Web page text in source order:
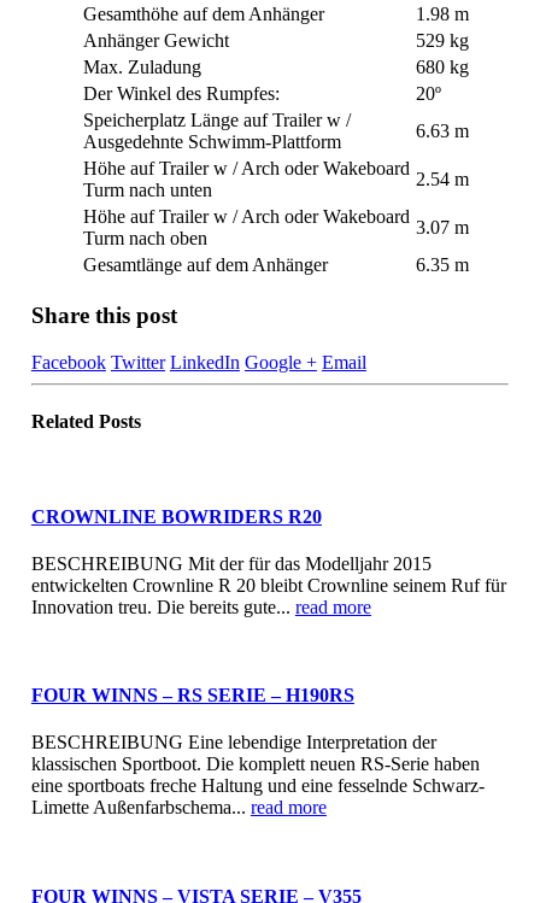
Gesamthöhe auf dem Anhänger
1.98 m
Anhänger Gewicht
529 kg
Max. Zuladung
680 kg
Der Winkel des Rumpfes:
20º
Speicherplatz Länge auf Trailer w /
Ausgedehnte Schwimm-Plattform
6.63 m
Höhe auf Trailer w / Arch oder Wakeboard
Turm nach unten
2.54 m
Höhe auf Trailer w / Arch oder Wakeboard
Turm nach oben
3.07 m
Gesamtlänge auf dem Anhänger
6.35 m
Share this post
Facebook Twitter LinkedIn Google + Email
Related Posts
CROWNLINE BOWRIDERS R20
BESCHREIBUNG Mit der für das Modelljahr 2015
entwickelten Crownline R 20 bleibt Crownline seinem Ruf für
Innovation treu. Die bereits gute... read more
FOUR WINNS – RS SERIE – H190RS
BESCHREIBUNG Eine lebendige Interpretation der
klassischen Sportboot. Die komplett neuen RS-Serie haben
eine sportboats freche Haltung und eine fesselnde Schwarz-
Limette Außenfarbschema... read more
FOUR WINNS – VISTA SERIE – V355